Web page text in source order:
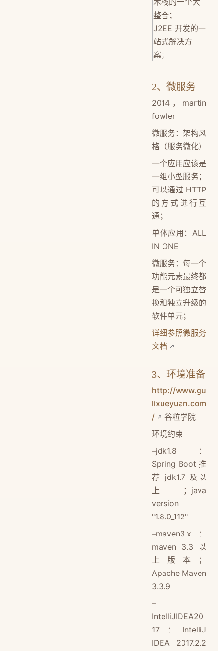
术栈的一个大
整合；
J2EE 开发的一
站式解决方
案；
2、微服务
2014，martin
fowler
微服务：架构风
格（服务微化）
一个应用应该是
一组小型服务；
可以通过 HTTP
的方式进行互
通；
单体应用：ALL
IN ONE
微服务：每一个
功能元素最终都
是一个可独立替
换和独立升级的
软件单元；
详细参照微服务
文档
3、环境准备
http://www.gu
lixueyuan.com
/
谷粒学院
环境约束
–jdk1.8：
Spring Boot 推
荐 jdk1.7 及以
上；java
version
"1.8.0_112"
–maven3.x：
maven 3.3 以
上版本；
Apache Maven
3.3.9
–
IntelliJIDEA20
17：IntelliJ
IDEA 2017.2.2